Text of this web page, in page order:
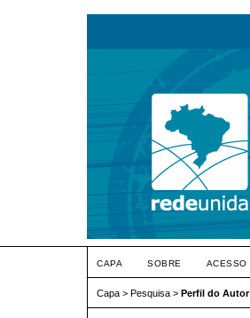
CAPA SOBRE ACESSO
Capa > Pesquisa > Perfil do Autor